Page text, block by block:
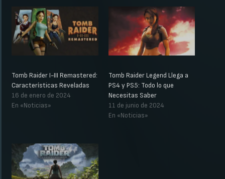
Tomb Raider I-III Remastered:
Características Reveladas
16 de enero de 2024
En «Noticias»
Tomb Raider Legend Llega a
PS4 y PS5: Todo lo que
Necesitas Saber
11 de junio de 2024
En «Noticias»